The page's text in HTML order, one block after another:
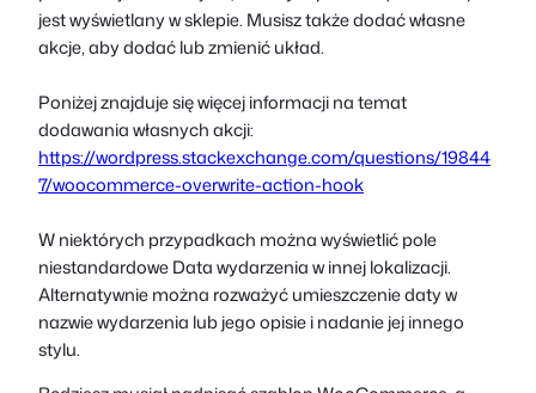
jest wyświetlany w sklepie. Musisz także dodać własne
akcje, aby dodać lub zmienić układ.
Poniżej znajduje się więcej informacji na temat
dodawania własnych akcji:
https://wordpress.stackexchange.com/questions/19844
7/woocommerce-overwrite-action-hook
W niektórych przypadkach można wyświetlić pole
niestandardowe Data wydarzenia w innej lokalizacji.
Alternatywnie można rozważyć umieszczenie daty w
nazwie wydarzenia lub jego opisie i nadanie jej innego
stylu.